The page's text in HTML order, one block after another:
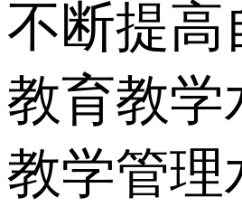
不断提高
教育教学
教学管理